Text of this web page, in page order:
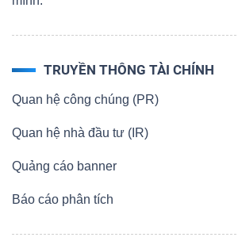
TRUYỀN THÔNG TÀI CHÍNH
Quan hệ công chúng (PR)
Quan hệ nhà đầu tư (IR)
Quảng cáo banner
Báo cáo phân tích